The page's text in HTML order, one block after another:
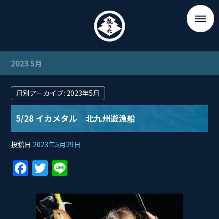
2023 5月
月別アーカイブ: 2023年5月
5/28 イカメタル 北九州遊漁船
投稿日 2023年5月29日
F
a
c
T
w
itte